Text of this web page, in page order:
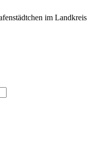
im Landkreis